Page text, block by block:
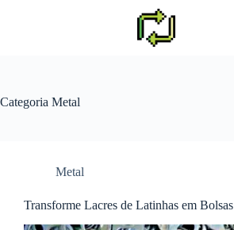
Categoria Metal
Metal
Transforme Lacres de Latinhas em Bolsas